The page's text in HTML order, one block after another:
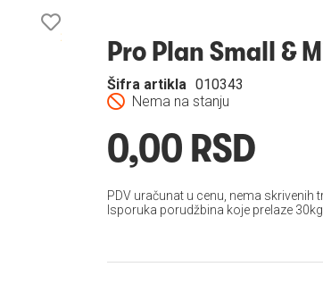
želja
Pro Plan Small &
Nema na stanju
Šifra artikla 010343
0,00 RSD
PDV uračunat u cenu, nema skrivenih
Isporuka porudžbina koje prelaze